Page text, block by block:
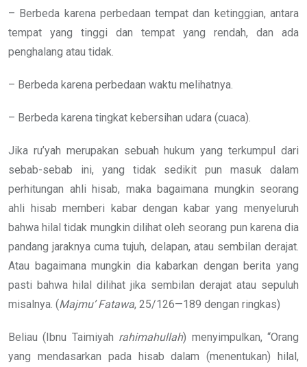
– Berbeda karena perbedaan tempat dan ketinggian, antara
tempat yang tinggi dan tempat yang rendah, dan ada
penghalang atau tidak.
– Berbeda karena perbedaan waktu melihatnya.
– Berbeda karena tingkat kebersihan udara (cuaca).
Jika ru’yah merupakan sebuah hukum yang terkumpul dari
sebab-sebab ini, yang tidak sedikit pun masuk dalam
perhitungan ahli hisab, maka bagaimana mungkin seorang
ahli hisab memberi kabar dengan kabar yang menyeluruh
bahwa hilal tidak mungkin dilihat oleh seorang pun karena dia
pandang jaraknya cuma tujuh, delapan, atau sembilan derajat.
Atau bagaimana mungkin dia kabarkan dengan berita yang
pasti bahwa hilal dilihat jika sembilan derajat atau sepuluh
misalnya. (Majmu’ Fatawa, 25/126—189 dengan ringkas)
Beliau (Ibnu Taimiyah rahimahullah) menyimpulkan, “Orang
yang mendasarkan pada hisab dalam (menentukan) hilal,